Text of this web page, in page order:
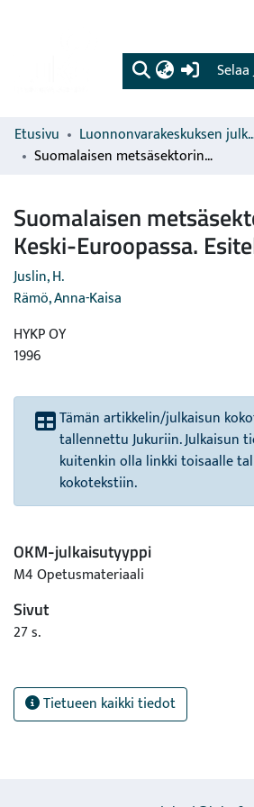
(current)
Etusivu
Suomalaisen metsäsektorin imago Keski-Euroopassa. Esitelmämoniste
Suomalaisen
Keski-Euroopassa.
Juslin, H.
Rämö, Anna-Kaisa
HYKP OY
1996
Tämän artikkelin/julkaisun
tallennettu Jukuriin. Julkaisun
kuitenkin olla linkki toisaalle
kokotekstiin.
OKM-julkaisutyyppi
M4 Opetusmateriaali
Sivut
27 s.
Tietueen kaikki tiedot